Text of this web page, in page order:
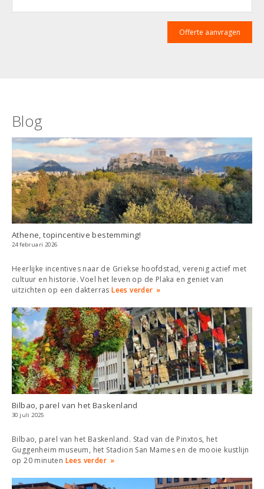
Blog
Athene, topincentive bestemming!
24 februari 2026
Heerlijke incentives naar de Griekse hoofdstad, verenig actief met
cultuur en historie. Voel het leven op de Plaka en geniet van
uitzichten op een dakterrasLees verder
Bilbao, parel van het Baskenland
30 juli 2025
Bilbao, parel van het Baskenland. Stad van de Pinxtos, het
Guggenheim museum, het Stadion San Mames en de mooie kustlijn
op 20 minuten Lees verder